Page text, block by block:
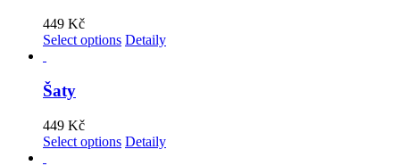
449 Kč
Select options Detaily
Šaty
449 Kč
Select options Detaily